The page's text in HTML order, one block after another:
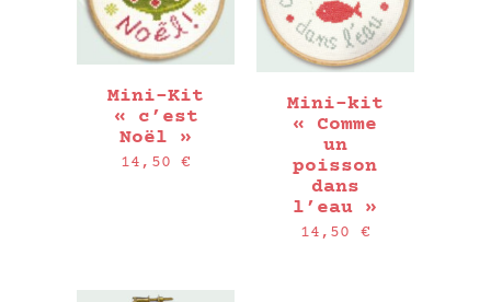
Mini-Kit
« c’est
Noël »
14,50€
Mini-kit
« Comme
un
poisson
dans
l’eau »
14,50 €